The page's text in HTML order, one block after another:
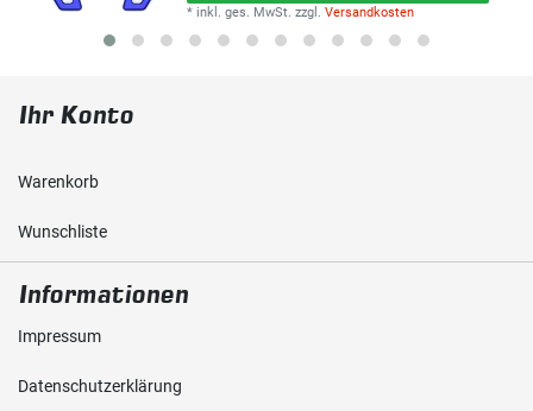
* inkl. ges. MwSt. zzgl.Versandkosten
Ihr Konto
Warenkorb
Wunschliste
Informationen
Impressum
Daten­schutz­erklärung